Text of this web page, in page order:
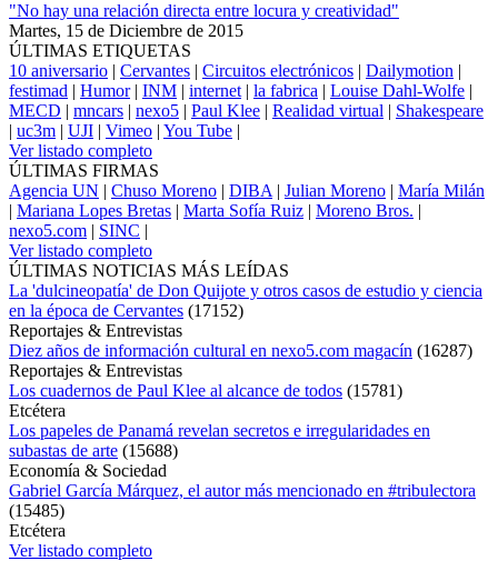
"No hay una relación directa entre locura y creatividad"
Martes, 15 de Diciembre de 2015
ÚLTIMAS ETIQUETAS
10 aniversario | Cervantes | Circuitos electrónicos | Dailymotion |
festimad | Humor| INM | internet | la fabrica | Louise Dahl-Wolfe |
MECD | mncars | nexo5 | Paul Klee | Realidad virtual | Shakespeare
| uc3m | UJI | Vimeo | You Tube |
Ver listado completo
ÚLTIMAS FIRMAS
Agencia UN | Chuso Moreno | DIBA | Julian Moreno | María Milán
| Mariana Lopes Bretas | Marta Sofía Ruiz | Moreno Bros. |
nexo5.com | SINC |
Ver listado completo
ÚLTIMAS NOTICIAS MÁS LEÍDAS
La 'dulcineopatía' de Don Quijote y otros casos de estudio y ciencia
en la época de Cervantes (17152)
Reportajes & Entrevistas
Diez años de información cultural en nexo5.com magacín (16287)
Reportajes & Entrevistas
Los cuadernos de Paul Klee al alcance de todos (15781)
Etcétera
Los papeles de Panamá revelan secretos e irregularidades en
subastas de arte (15688)
Economía & Sociedad
Gabriel García Márquez, el autor más mencionado en #tribulectora
(15485)
Etcétera
Ver listado completo